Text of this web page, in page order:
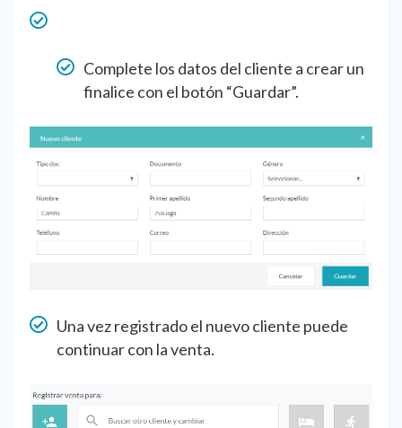
Complete los datos del cliente a crear un
finalice con el botón “Guardar”.
Una vez registrado el nuevo cliente puede
continuar con la venta.